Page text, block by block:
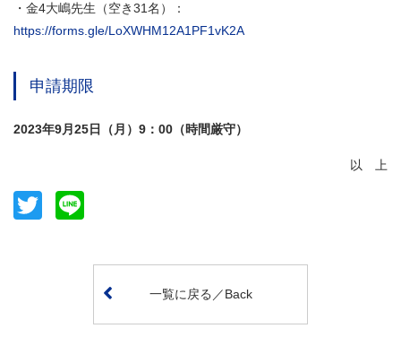
・金4大嶋先生（空き31名）：
https://forms.gle/LoXWHM12A1PF1vK2A
申請期限
2023年9月25日（月）9：00（時間厳守）
以 上
Twitter
一覧に戻る／Back